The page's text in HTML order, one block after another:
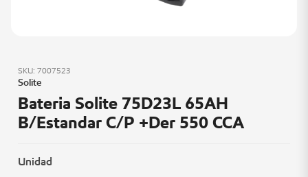
SKU: 7007523
Solite
Bateria Solite 75D23L 65AH
B/Estandar C/P +Der 550 CCA
Unidad